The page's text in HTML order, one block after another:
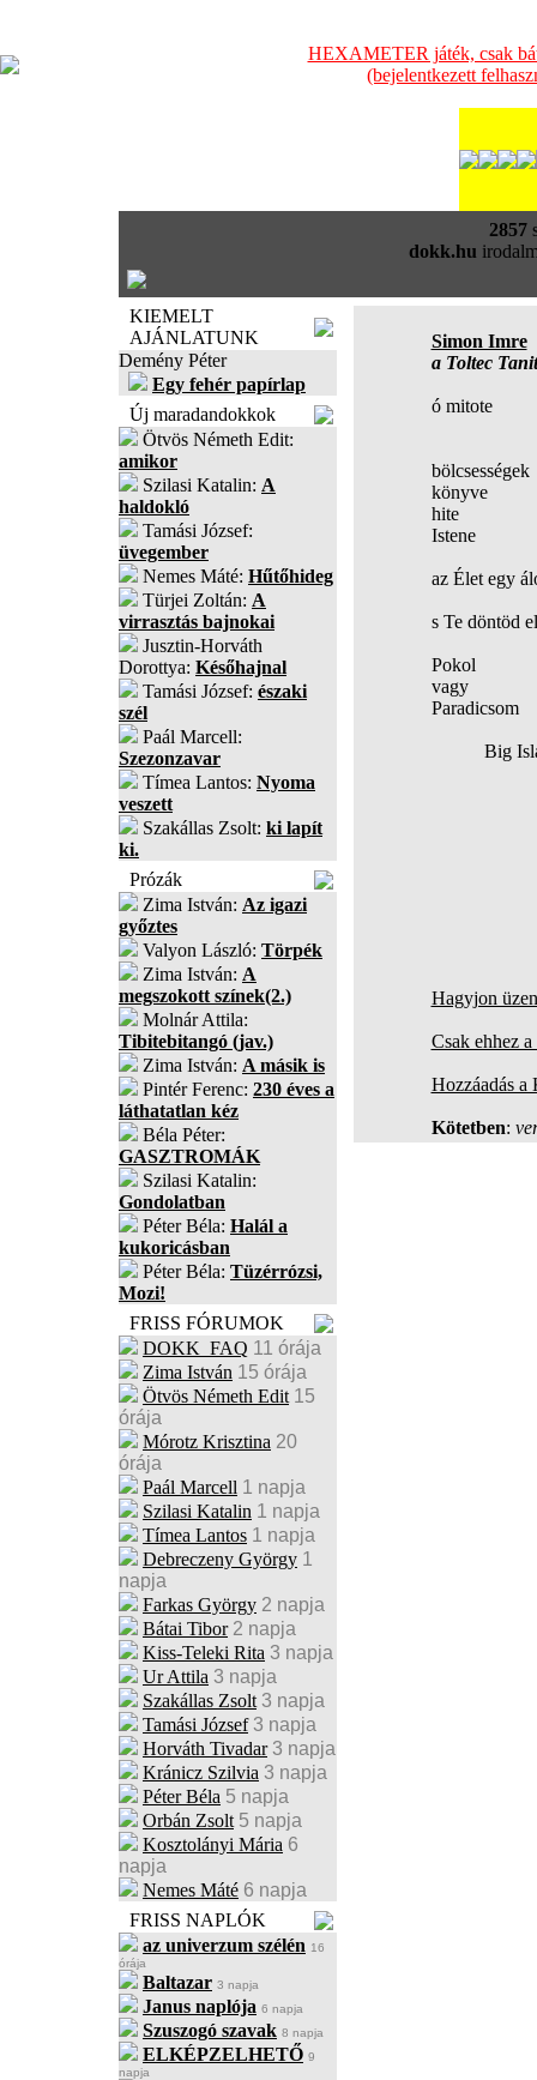
HEXAMETER játék, csak
(bejelentkezett
2857
dokk.hu
KIEMELT
AJÁNLATUNK
Demény Péter
Egy fehér papírlap
Új maradandokkok
Ötvös Németh Edit:
amikor
Szilasi Katalin: A
haldokló
Tamási József:
üvegember
Nemes Máté: Hűtőhideg
Türjei Zoltán: A
virrasztás bajnokai
Jusztin-Horváth
Dorottya: Későhajnal
Tamási József: északi
szél
Paál Marcell:
Szezonzavar
Tímea Lantos: Nyoma
veszett
Szakállas Zsolt: ki lapít
ki.
Prózák
Zima István: Az igazi
győztes
Valyon László: Törpék
Zima István: A
megszokott színek(2.)
Molnár Attila:
Tibitebitangó (jav.)
Zima István: A másik is
Pintér Ferenc: 230 éves a
láthatatlan kéz
Béla Péter:
GASZTROMÁK
Szilasi Katalin:
Gondolatban
Péter Béla: Halál a
kukoricásban
Péter Béla: Tüzérrózsi,
Mozi!
FRISS FÓRUMOK
DOKK_FAQ 11 órája
Zima István 15 órája
Ötvös Németh Edit 15
órája
Mórotz Krisztina 20
órája
Paál Marcell 1 napja
Szilasi Katalin 1 napja
Tímea Lantos 1 napja
Debreczeny György 1
napja
Farkas György 2 napja
Bátai Tibor 2 napja
Kiss-Teleki Rita 3 napja
Ur Attila 3 napja
Szakállas Zsolt 3 napja
Tamási József 3 napja
Horváth Tivadar 3 napja
Kránicz Szilvia 3 napja
Péter Béla 5 napja
Orbán Zsolt 5 napja
Kosztolányi Mária 6
napja
Nemes Máté 6 napja
FRISS NAPLÓK
az univerzum szélén 16
órája
Baltazar 3 napja
Janus naplója 6 napja
Szuszogó szavak 8 napja
ELKÉPZELHETŐ 9
napja
Simon Imre
a Toltec
ó mitote
bölcsességek
könyve
hite
Istene
az Élet egy
s Te döntöd el
Pokol
vagy
Paradicsom
Big
Hagyjon
Csak ehhez
Hozzáadás
Kötetben: